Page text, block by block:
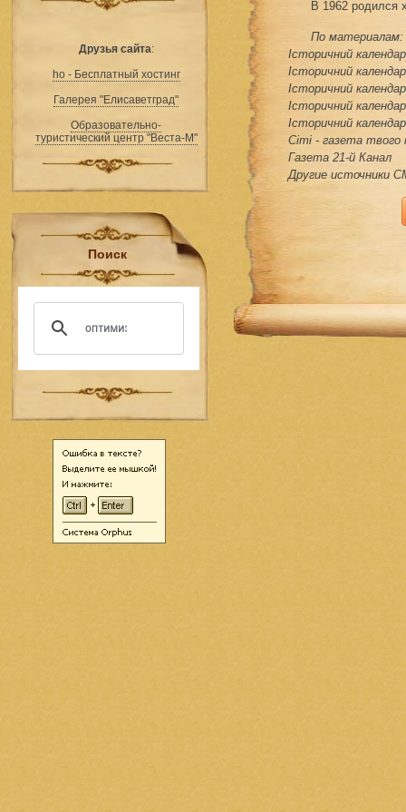
Друзья сайта:
ho - Бесплатный хостинг
Галерея "Елисаветград"
Образовательно-
туристический центр "Веста-М"
Поиск
В 1962 родился
По материалам:
Історичний
Історичний
Історичний
Історичний
Історичний
Сіті - газета твого
Газета 21-й Канал
Другие источники